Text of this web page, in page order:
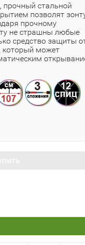
прочный стальной
позволят
прочному
не страшны любые
средство защиты
который может